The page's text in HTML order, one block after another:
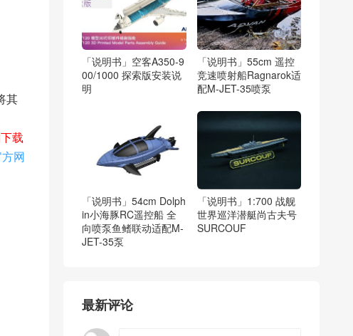
其
载
网
「说明书」空客A350-9
00/1000 探索版安装说
明
「说明书」55cm 遥控
竞速喷射船Ragnarok适
配M-JET-35喷泵
「说明书」54cm Dolph
in小海豚RC遥控船 全
向喷泵鱼鳍联动适配M-
JET-35泵
「说明书」1:700 战舰
世界巡洋潜艇尚古夫号
SURCOUF
最新评论